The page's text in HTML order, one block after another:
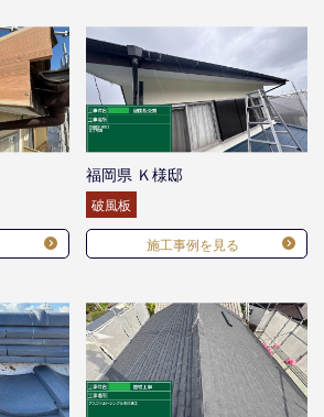
福岡県 Ｋ様邸
破風板
施工事例を見る